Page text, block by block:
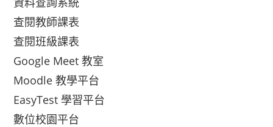
查閱教師課表
查閱班級課表
Google Meet 教室
Moodle 教學平台
EasyTest 學習平台
數位校園平台